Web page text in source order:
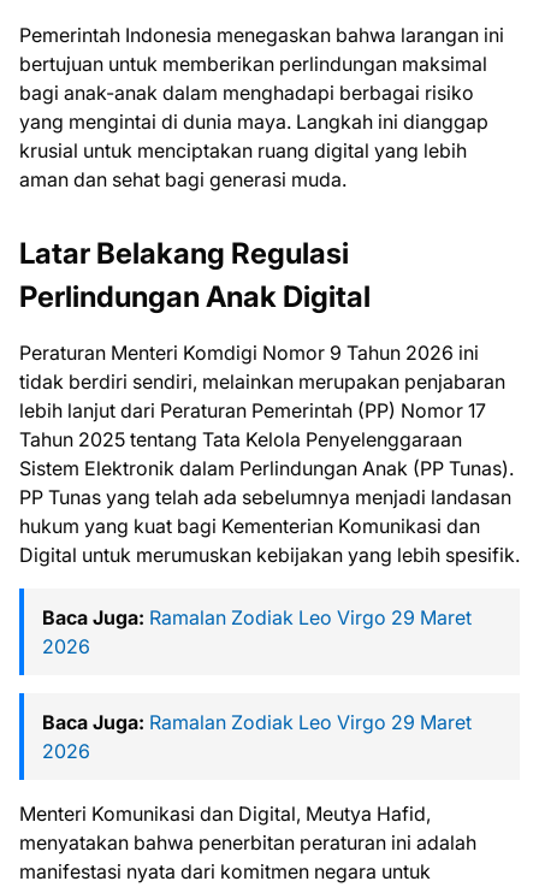
Pemerintah Indonesia menegaskan bahwa larangan ini
bertujuan untuk memberikan perlindungan maksimal
bagi anak-anak dalam menghadapi berbagai risiko
yang mengintai di dunia maya. Langkah ini dianggap
krusial untuk menciptakan ruang digital yang lebih
aman dan sehat bagi generasi muda.
Latar Belakang Regulasi
Perlindungan Anak Digital
Peraturan Menteri Komdigi Nomor 9 Tahun 2026 ini
tidak berdiri sendiri, melainkan merupakan penjabaran
lebih lanjut dari Peraturan Pemerintah (PP) Nomor 17
Tahun 2025 tentang Tata Kelola Penyelenggaraan
Sistem Elektronik dalam Perlindungan Anak (PP Tunas).
PP Tunas yang telah ada sebelumnya menjadi landasan
hukum yang kuat bagi Kementerian Komunikasi dan
Digital untuk merumuskan kebijakan yang lebih spesifik.
Baca Juga: Ramalan Zodiak Leo Virgo 29 Maret
2026
Baca Juga: Ramalan Zodiak Leo Virgo 29 Maret
2026
Menteri Komunikasi dan Digital, Meutya Hafid,
menyatakan bahwa penerbitan peraturan ini adalah
manifestasi nyata dari komitmen negara untuk